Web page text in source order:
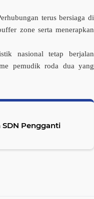
terus bersiaga di
zone serta menerapkan
nasional tetap berjalan
pemudik roda dua yang
Pengganti